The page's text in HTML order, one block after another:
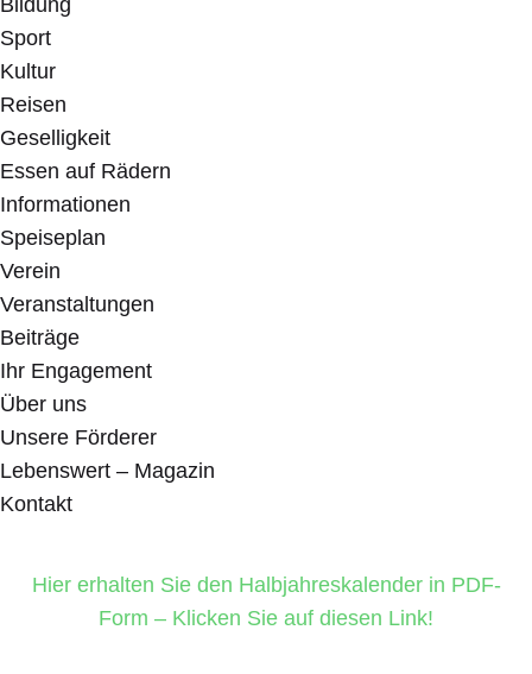
Bildung
Sport
Kultur
Reisen
Geselligkeit
Essen auf Rädern
Informationen
Speiseplan
Verein
Veranstaltungen
Beiträge
Ihr Engagement
Über uns
Unsere Förderer
Lebenswert – Magazin
Kontakt
Hier erhalten Sie den Halbjahreskalender in PDF-
Form – Klicken Sie auf diesen Link!